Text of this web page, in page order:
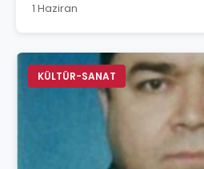
1 Haziran
KÜLTÜR-SANAT